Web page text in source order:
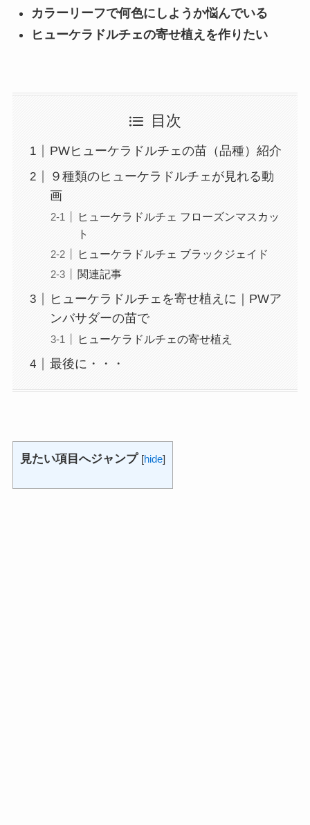
カラーリーフで何色にしようか悩んでいる
ヒューケラドルチェの寄せ植えを作りたい
目次
PWヒューケラドルチェの苗（品種）紹介
９種類のヒューケラドルチェが見れる動
画
ヒューケラドルチェ フローズンマスカッ
ト
ヒューケラドルチェ ブラックジェイド
関連記事
ヒューケラドルチェを寄せ植えに｜PWア
ンバサダーの苗で
ヒューケラドルチェの寄せ植え
最後に・・・
見たい項目へジャンプ [hide]